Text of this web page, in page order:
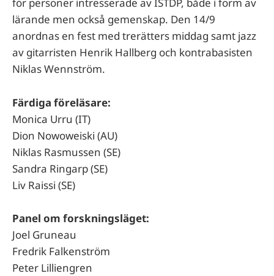
för personer intresserade av ISTDP, både i form av
lärande men också gemenskap. Den 14/9
anordnas en fest med trerätters middag samt jazz
av gitarristen Henrik Hallberg och kontrabasisten
Niklas Wennström.
Färdiga föreläsare:
Monica Urru (IT)
Dion Nowoweiski (AU)
Niklas Rasmussen (SE)
Sandra Ringarp (SE)
Liv Raissi (SE)
Panel om forskningsläget:
Joel Gruneau
Fredrik Falkenström
Peter Lilliengren